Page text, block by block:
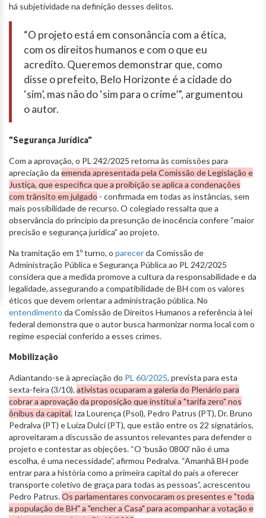
há subjetividade na definição desses delitos.
“O projeto está em consonância com a ética,
com os direitos humanos e com o que eu
acredito. Queremos demonstrar que, como
disse o prefeito, Belo Horizonte é a cidade do
‘sim’, mas não do ‘sim para o crime’”, argumentou
o autor.
"Segurança Jurídica"
Com a aprovação, o PL 242/2025 retorna às comissões para
apreciação da emenda apresentada pela Comissão de Legislação e
Justiça, que especifica que a proibição se aplica a condenações
com trânsito em julgado - confirmada em todas as instâncias, sem
mais possibilidade de recurso. O colegiado ressalta que a
observância do princípio da presunção de inocência confere “maior
precisão e segurança jurídica” ao projeto.
Na tramitação em 1º turno, o parecerda Comissão de
Administração Pública e Segurança Pública ao PL 242/2025
considera que a medida promove a cultura da responsabilidade e da
legalidade, assegurando a compatibilidade de BH com os valores
éticos que devem orientar a administração pública. No
entendimento da Comissão de Direitos Humanos a referência à lei
federal demonstra que o autor busca harmonizar norma local com o
regime especial conferido a esses crimes.
Mobilização
Adiantando-se à apreciação do PL 60/2025, prevista para esta
sexta-feira (3/10), ativistas ocuparam a galeria do Plenário para
cobrar a aprovação da proposição que institui a "tarifa zero" nos
ônibus da capital. Iza Lourença (Psol), Pedro Patrus (PT), Dr. Bruno
Pedralva (PT) e Luiza Dulci (PT), que estão entre os 22 signatários,
aproveitaram a discussão de assuntos relevantes para defender o
projeto e contestar as objeções. “O 'busão 0800' não é uma
escolha, é uma necessidade”, afirmou Pedralva. “Amanhã BH pode
entrar para a história como a primeira capital do país a oferecer
transporte coletivo de graça para todas as pessoas”, acrescentou
Pedro Patrus.Os parlamentares convocaram os presentes e "toda
a população de BH" a "encher a Casa" para acompanhar a votação e